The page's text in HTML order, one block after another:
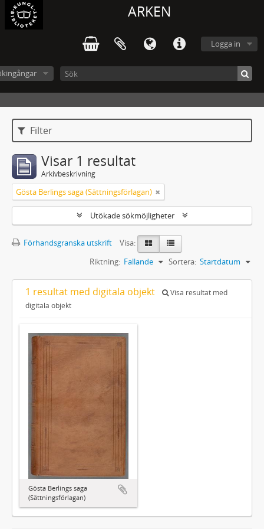
ARKEN
Logga in
Filter
Visar 1 resultat
Arkivbeskrivning
Gösta Berlings saga (Sättningsförlagan)
Utökade sökmöjligheter
Förhandsgranska utskrift
Visa:
Sortera: Startdatum
Riktning: Fallande
1 resultat med digitala objekt
Visa resultat med
digitala objekt
Gösta Berlings saga
(Sättningsförlagan)